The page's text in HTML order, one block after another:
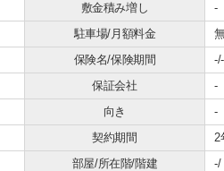
敷金積み増し
-
駐車場/月額料金
保険名/保険期間
-/-
保証会社
-
向き
-
契約期間
2
部屋/所在階/階建
-/